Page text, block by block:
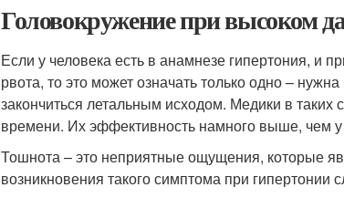
Головокружение при высоком
Если у человека есть в анамнезе гипертония, и
рвота, то это может означать только одно –
закончиться летальным исходом. Медики в
времени. Их эффективность намного выше, чем у
Тошнота – это неприятные ощущения, которые
возникновения такого симптома при гипертонии